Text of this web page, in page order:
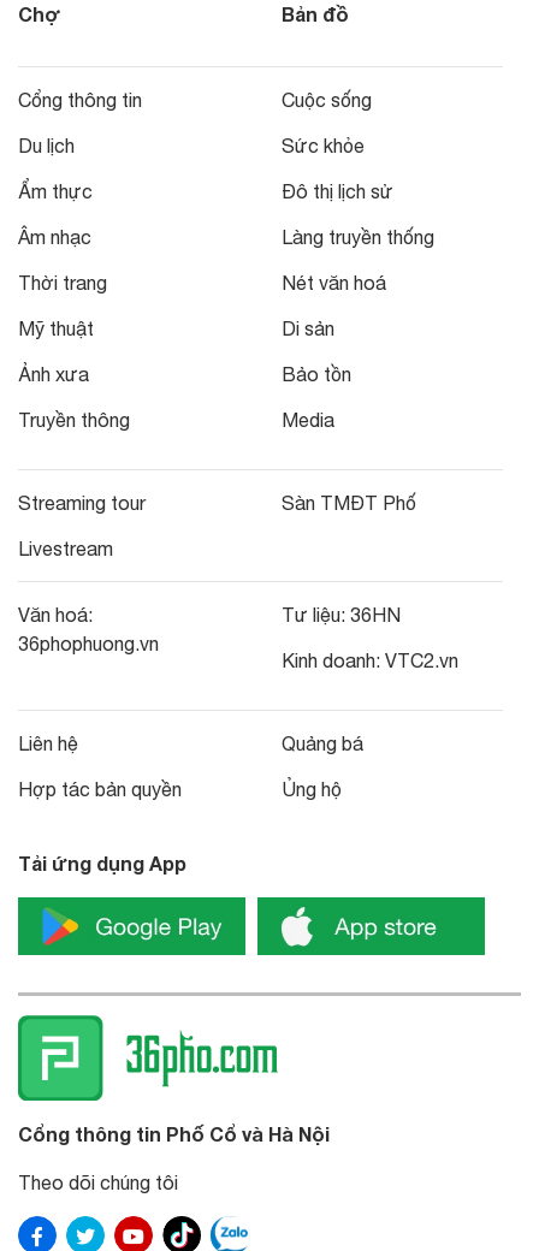
Chợ Bản đồ
Cổng thông tin
Du lịch
Ẩm thực
Âm nhạc
Thời trang
Mỹ thuật
Ảnh xưa
Truyền thông
Cuộc sống
Sức khỏe
Đô thị lịch sử
Làng truyền thống
Nét văn hoá
Di sản
Bảo tồn
Media
Streaming tour
Livestream
Sàn TMĐT Phố
Văn hoá:
36phophuong.vn
Tư liệu: 36HN
Kinh doanh: VTC2.vn
Liên hệ
Hợp tác bản quyền
Quảng bá
Ủng hộ
Tải ứng dụng App
Cổng thông tin Phố Cổ và Hà Nội
Theo dõi chúng tôi